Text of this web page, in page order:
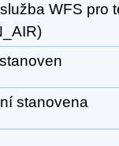
WFS pro
stanovena